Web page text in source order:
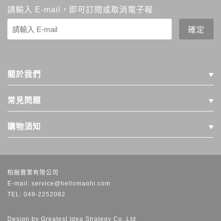
請輸入 E-mail，即可訂閱或取消電子報
關於我們
常見問題
購物須知
柏融實業有限公司
E-mail: service@hellomaohi.com
TEL: 049-2252082
Design by Greatest Idea Strategy Co.,Ltd